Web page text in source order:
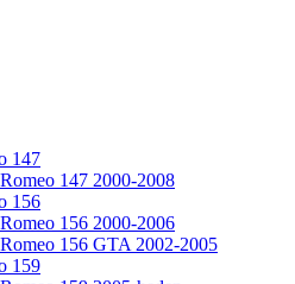
147
147 2000-2008
156
156 2000-2006
156 GTA 2002-2005
159